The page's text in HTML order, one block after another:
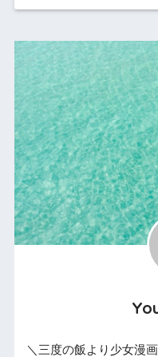
＼三度の飯より少女漫